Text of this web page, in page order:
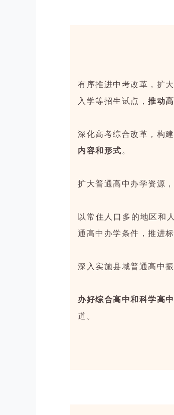
有序推进中考改革，扩
入学等招生试点， 推动
深化高考综合改革，构
内容和形式。
扩大普通高中办学资源
以常住人口多的地区和
通高中办学条件，推进
深入实施县域普通高中
办好综合高中和科学高中
道。